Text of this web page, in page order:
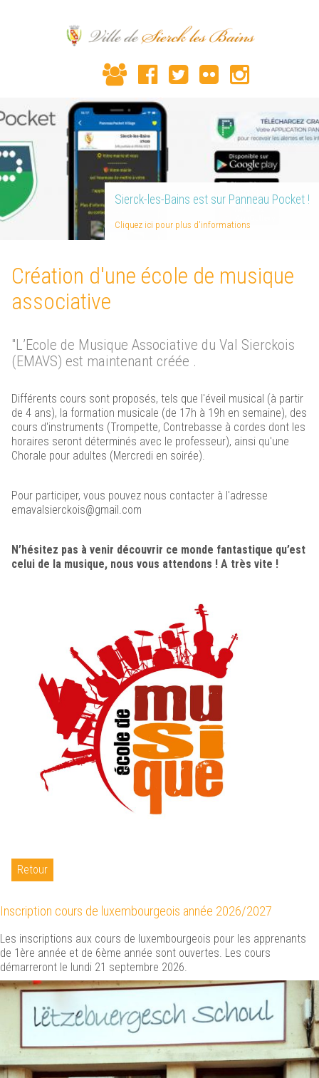
Sierck-les-Bains est sur Panneau Pocket !
Cliquez ici pour plus d'informations
Renaissance du
Château des Ducs de Lorraine
Cliquez ici
Création d'une école de musique
associative
"L’Ecole de Musique Associative du Val Sierckois
(EMAVS) est maintenant créée .
Différents cours sont proposés, tels que l'éveil musical (à partir
de 4 ans), la formation musicale (de 17h à 19h en semaine), des
cours d'instruments (Trompette, Contrebasse à cordes dont les
horaires seront déterminés avec le professeur), ainsi qu'une
Chorale pour adultes (Mercredi en soirée).
Pour participer, vous pouvez nous contacter à l'adresse
emavalsierckois@gmail.com
N’hésitez pas à venir découvrir ce monde fantastique qu’est
celui de la musique, nous vous attendons ! A très vite !
Retour
Inscription cours de luxembourgeois année 2026/2027
Les inscriptions aux cours de luxembourgeois pour les apprenants
de 1ère année et de 6ème année sont ouvertes. Les cours
démarreront le lundi 21 septembre 2026.